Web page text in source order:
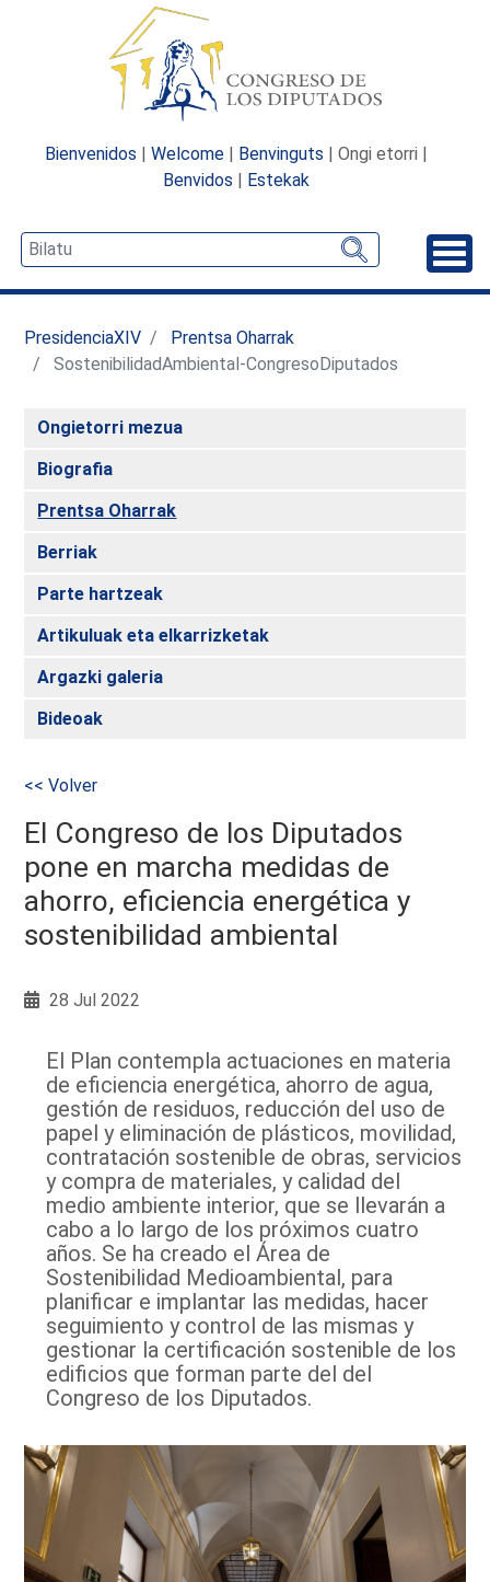
Bienvenidos | Welcome | Benvinguts | Ongi etorri |
Benvidos | Estekak
PresidenciaXIV
Prentsa Oharrak
SostenibilidadAmbiental-CongresoDiputados
Ongietorri mezua
Biografia
Prentsa Oharrak
Berriak
Parte hartzeak
Artikuluak eta elkarrizketak
Argazki galeria
Bideoak
<< Volver
El Congreso de los Diputados
pone en marcha medidas de
ahorro, eficiencia energética y
sostenibilidad ambiental
28 Jul 2022
El Plan contempla actuaciones en materia
de eficiencia energética, ahorro de agua,
gestión de residuos, reducción del uso de
papel y eliminación de plásticos, movilidad,
contratación sostenible de obras, servicios
y compra de materiales, y calidad del
medio ambiente interior, que se llevarán a
cabo a lo largo de los próximos cuatro
años. Se ha creado el Área de
Sostenibilidad Medioambiental, para
planificar e implantar las medidas, hacer
seguimiento y control de las mismas y
gestionar la certificación sostenible de los
edificios que forman parte del del
Congreso de los Diputados.